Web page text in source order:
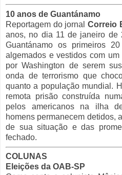
10 anos de Guantánamo
Reportagem do jornal Correio
anos, no dia 11 de janeiro de
Guantánamo os primeiros
algemados e vestidos com
por Washington de serem
onda de terrorismo que
quanto a população mundial.
remota prisão construída
pelos americanos na ilha
homens permanecem detidos,
de sua situação e das
fechado.
COLUNAS
Eleições da OAB-SP